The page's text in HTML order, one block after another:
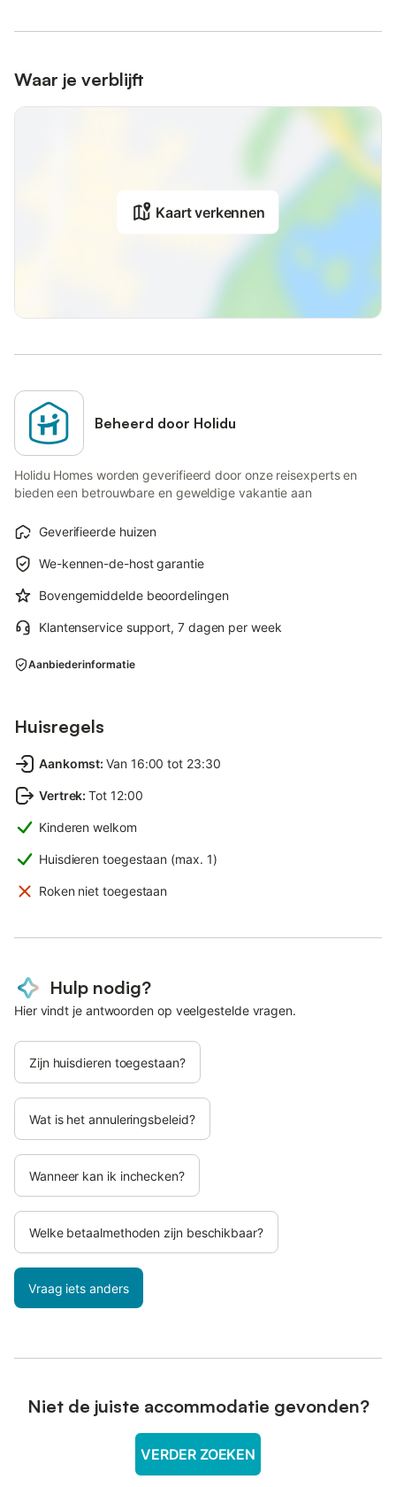
Waar je verblijft
Kaart verkennen
Beheerd door Holidu
Holidu Homes worden geverifieerd door onze reisexperts en
bieden een betrouwbare en geweldige vakantie aan
Geverifieerde huizen
We-kennen-de-host garantie
Bovengemiddelde beoordelingen
Klantenservice support, 7 dagen per week
Aanbiederinformatie
Huisregels
Aankomst: Van 16:00 tot 23:30
Vertrek: Tot 12:00
Kinderen welkom
Huisdieren toegestaan (max. 1)
Roken niet toegestaan
Hulp nodig?
Hier vindt je antwoorden op veelgestelde vragen.
Zijn huisdieren toegestaan?
Wat is het annuleringsbeleid?
Wanneer kan ik inchecken?
Welke betaalmethoden zijn beschikbaar?
Vraag iets anders
Niet de juiste accommodatie gevonden?
VERDER ZOEKEN